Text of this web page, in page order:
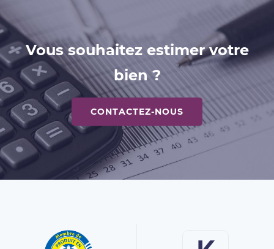
Vous souhaitez estimer votre
bien ?
CONTACTEZ-NOUS